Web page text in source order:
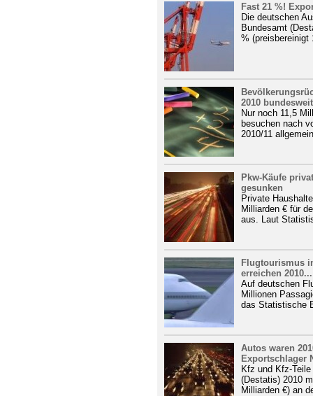
Fast 21 %!
Die deutschen
Bundesamt
% (preisbereinigt
2010
Nur noch 11,5
besuchen nach
2010/11
Pkw-Käufe
gesunken
Private
Milliarden € für
aus. Laut
Flugtourismus
erreichen 2010...
Auf deutschen
Millionen
das Statistische
Autos waren
Exportschlager
Kfz und Kfz-
(Destatis) 2010
Milliarden €) an